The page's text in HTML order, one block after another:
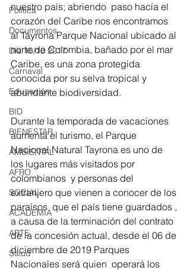
Política
Documentos
Día 10/10 2017
Carnaval
Educación
BID
BIENESTAR
AMBIENTAL
AFRO
SOCIAL
ACADEMIA
ARTE
Salud
nuestro país; abriendo  paso hacía el
corazón del Caribe nos encontramos
al Tayrona Parque Nacional ubicado al
norte de Colombia, bañado por el mar
Caribe, es una zona protegida
conocida por su selva tropical y
abundante biodiversidad.
Durante la temporada de vacaciones
aumenta el turismo, el Parque
Nacional Natural Tayrona es uno de
los lugares más visitados por
colombianos  y personas del
extranjero que vienen a conocer de los
paraísos  que el país tiene guardados ,
a causa de la terminación del contrato
de la concesión actual, desde el 06 de
diciembre de 2019 Parques
Nacionales será quien  operará los